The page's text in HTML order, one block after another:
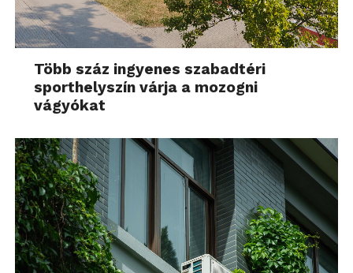
Több száz ingyenes szabadtéri
sporthelyszín várja a mozogni
vágyókat